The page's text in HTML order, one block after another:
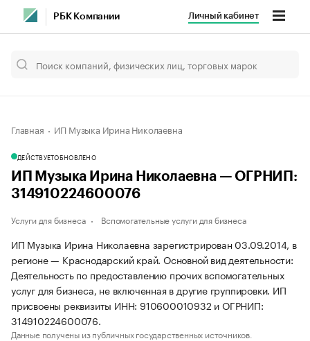
РБК Компании Личный кабинет
Главная ИП Музыка Ирина Николаевна
ДЕЙСТВУЕТОБНОВЛЕНО
ИП Музыка Ирина Николаевна — ОГРНИП:
314910224600076
Услуги для бизнеса Вспомогательные услуги для бизнеса
ИП Музыка Ирина Николаевна зарегистрирован 03.09.2014, в
регионе — Краснодарский край. Основной вид деятельности:
Деятельность по предоставлению прочих вспомогательных
услуг для бизнеса, не включенная в другие группировки. ИП
присвоены реквизиты ИНН: 910600010932 и ОГРНИП:
314910224600076.
Данные получены из публичных государственных источников.